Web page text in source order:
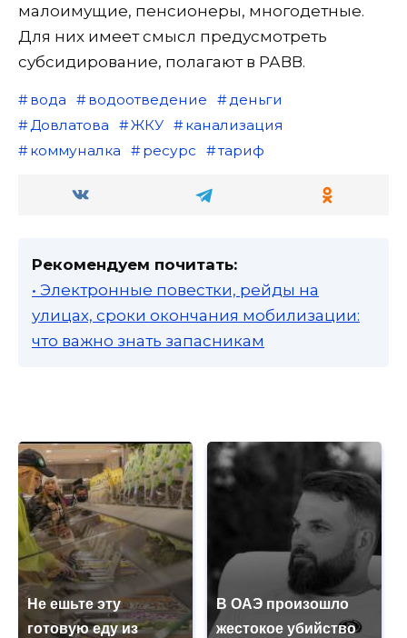
малоимущие, пенсионеры, многодетные.
Для них имеет смысл предусмотреть
субсидирование, полагают в РАВВ.
вода водоотведение
деньги
Довлатова
ЖКУ
канализация
коммуналка
ресурс тариф
Рекомендуем почитать:
• Электронные повестки, рейды на
улицах, сроки окончания мобилизации:
что важно знать запасникам
Не ешьте эту
готовую еду из
В ОАЭ произошло
жестокое убийство